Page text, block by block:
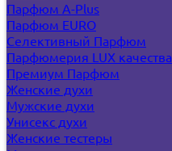
Парфюм A-Plus
Парфюм EURO
Селективный Парфюм
Парфюмерия LUX качества
Премиум Парфюм
Женские духи
Мужские духи
Унисекс духи
Женские тестеры